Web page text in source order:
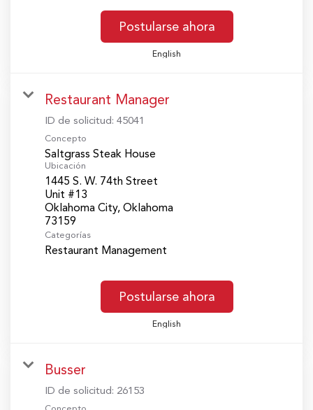
Postularse ahora
English
Restaurant Manager
ID de solicitud: 45041
Concepto
Saltgrass Steak House
Ubicación
1445 S. W. 74th Street
Unit #13
Oklahoma City, Oklahoma
Categorías
Restaurant Management
Postularse ahora
English
Busser
ID de solicitud: 26153